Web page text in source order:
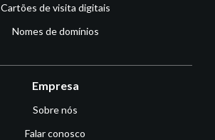
Cartões de visita digitais
Nomes de domínios
Empresa
Sobre nós
Falar conosco